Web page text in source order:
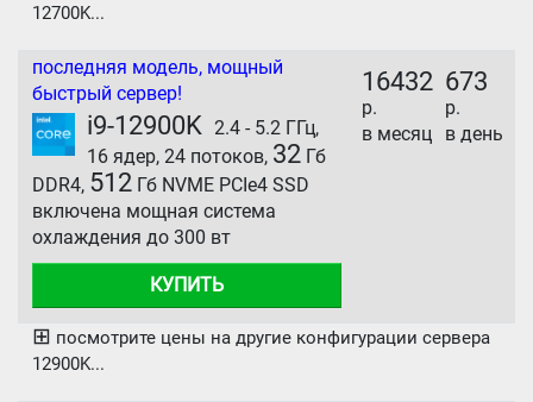
12700K...
последняя модель, мощный
быстрый сервер!
i9-12900K
2.4 - 5.2 ГГц,
16 ядер, 24 потоков, 32 Гб
DDR4, 512 Гб NVME PCIe4 SSD
включена мощная система
охлаждения до 300 вт
КУПИТЬ
16432
р.
в месяц
673
р.
в день
⊞ посмотрите цены на другие конфигурации сервера
12900K...